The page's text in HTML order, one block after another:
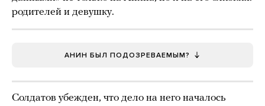
родителей и девушку.
АНИН БЫЛ ПОДОЗРЕВАЕМЫМ?
Солдатов убежден, что дело на него началось